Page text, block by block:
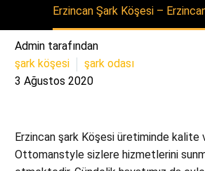
Erzincan Şark Köşesi –
Admin tarafından
şark köşesi
şark odası
3 Ağustos 2020
Erzincan şark Köşesi üretiminde kalite
Ottomanstyle sizlere hizmetlerini